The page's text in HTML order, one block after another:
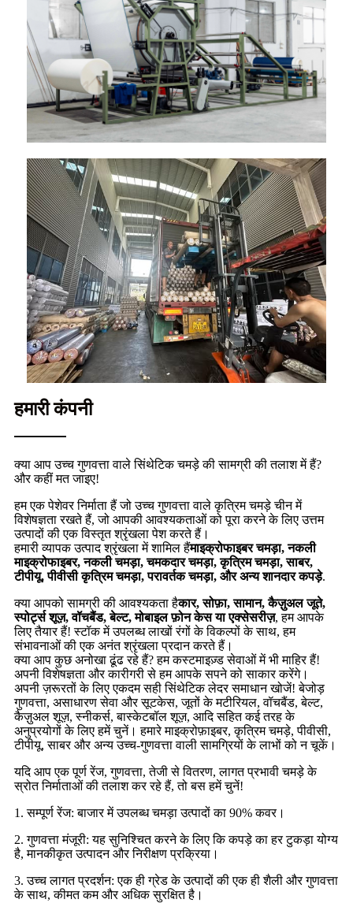
हमारी कंपनी
क्या आप उच्च गुणवत्ता वाले सिंथेटिक चमड़े की सामग्री की तलाश में हैं?
और कहीं मत जाइए!
हम एक पेशेवर निर्माता हैं जो उच्च गुणवत्ता वाले कृत्रिम चमड़े चीन में
विशेषज्ञता रखते हैं, जो आपकी आवश्यकताओं को पूरा करने के लिए उत्तम
उत्पादों की एक विस्तृत श्रृंखला पेश करते हैं।
हमारी व्यापक उत्पाद श्रृंखला में शामिल हैंमाइक्रोफाइबर चमड़ा, नकली
माइक्रोफाइबर, नकली चमड़ा, चमकदार चमड़ा, कृत्रिम चमड़ा, साबर,
टीपीयू, पीवीसी कृत्रिम चमड़ा, परावर्तक चमड़ा, और अन्य शानदार कपड़े.
क्या आपको सामग्री की आवश्यकता हैकार, ​​सोफ़ा, सामान, कैज़ुअल जूते,
स्पोर्ट्स शूज़, वॉचबैंड, बेल्ट, मोबाइल फ़ोन केस या एक्सेसरीज़, हम आपके
लिए तैयार हैं! स्टॉक में उपलब्ध लाखों रंगों के विकल्पों के साथ, हम
संभावनाओं की एक अनंत श्रृंखला प्रदान करते हैं।
क्या आप कुछ अनोखा ढूंढ रहे हैं? हम कस्टमाइज़्ड सेवाओं में भी माहिर हैं!
अपनी विशेषज्ञता और कारीगरी से हम आपके सपने को साकार करेंगे।
अपनी ज़रूरतों के लिए एकदम सही सिंथेटिक लेदर समाधान खोजें! बेजोड़
गुणवत्ता, असाधारण सेवा और सूटकेस, जूतों के मटीरियल, वॉचबैंड, बेल्ट,
कैज़ुअल शूज़, स्नीकर्स, बास्केटबॉल शूज़, आदि सहित कई तरह के
अनुप्रयोगों के लिए हमें चुनें। हमारे माइक्रोफ़ाइबर, कृत्रिम चमड़े, पीवीसी,
टीपीयू, साबर और अन्य उच्च-गुणवत्ता वाली सामग्रियों के लाभों को न चूकें।
यदि आप एक पूर्ण रेंज, गुणवत्ता, तेजी से वितरण, लागत प्रभावी चमड़े के
स्रोत निर्माताओं की तलाश कर रहे हैं, तो बस हमें चुनें!
1. सम्पूर्ण रेंज: बाजार में उपलब्ध चमड़ा उत्पादों का 90% कवर।
2. गुणवत्ता मंजूरी: यह सुनिश्चित करने के लिए कि कपड़े का हर टुकड़ा योग्य
है, मानकीकृत उत्पादन और निरीक्षण प्रक्रिया।
3. उच्च लागत प्रदर्शन: एक ही ग्रेड के उत्पादों की एक ही शैली और गुणवत्ता
के साथ, कीमत कम और अधिक सुरक्षित है।